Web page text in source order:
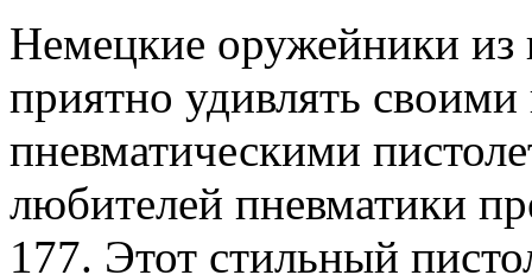
Немецкие оружейники из
приятно удивлять
пневматическими
любителей пневматики
177. Этот стильный